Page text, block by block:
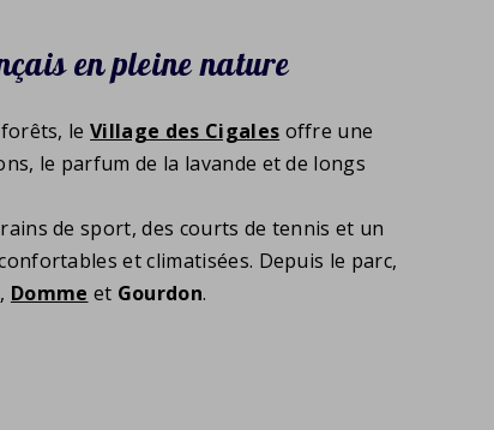
en pleine nature
forêts, leVillage des Cigales offre une
le parfum de la lavande et de longs
de sport, des courts de tennis et un
et climatisées. Depuis le parc,
, Domme et Gourdon.